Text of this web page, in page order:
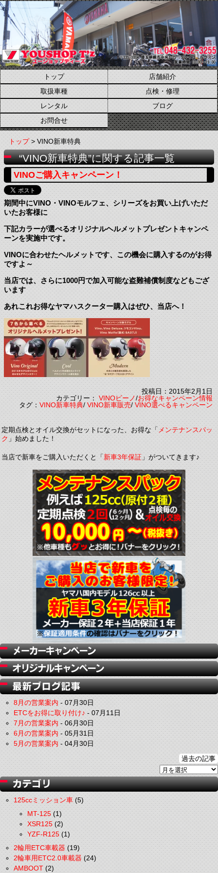
トップ
店舗紹介
取扱車種
点検・修理
レンタル
ブログ
お問合せ
トップ> VINO新車特典
“VINO新車特典”に関する記事一覧
VINOご購入キャンペーン！
期間中にVINO・VINOモルフェ、シリーズをお買い上げいただ
いたお客様に
下記カラーが選べるオリジナルヘルメットプレゼントキャンペ
ーンを実施中です。
VINOに合わせたヘルメットです、この機会に購入するのがお得
ですよ～
当店では、さらに1000円で加入可能な盗難補償制度などもござ
います
あれこれお得なヤマハスクーター購入はぜひ、当店へ！
投稿日：2015年2月1日
カテゴリー：VINOビーノ/お得なキャンペーン情報
タグ：VINO新車特典/VINO新車販売/VINO選べるキャンペーン
定期点検とオイル交換がセットになった、お得な「メンテナンスパッ
ク」始めました！
当店で新車をご購入いただくと「新車3年保証」がついてきます♪
8月の営業案内-07月30日
ETCをお得に取り付け♪-07月11日
7月の営業案内-06月30日
6月の営業案内-05月31日
5月の営業案内-04月30日
過去の記事
125ccミッション車(5)
MT-125(1)
XSR125(2)
YZF-R125(1)
2輪用ETC車載器(19)
2輪車用ETC2.0車載器(24)
AMBOOT(2)